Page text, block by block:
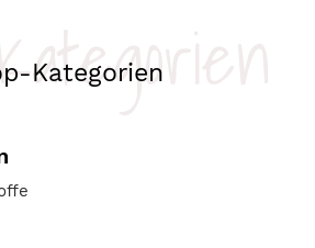
Kategorien